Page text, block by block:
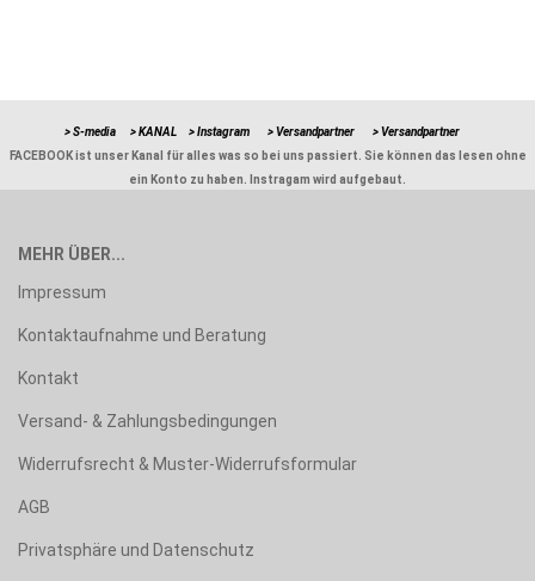
> S-media > KANAL > Instagram > Versandpartner
> Versandpartner
FACEBOOK ist unser Kanal für alles was so bei uns passiert. Sie können das lesen ohne
ein Konto zu haben. Instragam wird aufgebaut.
MEHR ÜBER...
Impressum
Kontaktaufnahme und Beratung
Kontakt
Versand- & Zahlungsbedingungen
Widerrufsrecht & Muster-Widerrufsformular
AGB
Privatsphäre und Datenschutz